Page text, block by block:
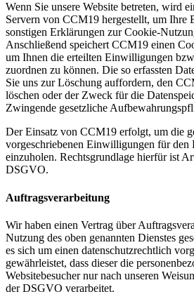
Wenn Sie unsere Website betreten, wird
Servern von CCM19 hergestellt, um Ihre
sonstigen Erklärungen zur Cookie-
Anschließend speichert CCM19 einen
um Ihnen die erteilten Einwilligungen
zuordnen zu können. Die so erfassten
Sie uns zur Löschung auffordern, den
löschen oder der Zweck für die
Zwingende gesetzliche
Der Einsatz von CCM19 erfolgt, um die
vorgeschriebenen Einwilligungen für den
einzuholen. Rechtsgrundlage hierfür ist
DSGVO.
Auftragsverarbeitung
Wir haben einen Vertrag über
Nutzung des oben genannten Dienstes
es sich um einen datenschutzrechtlich
gewährleistet, dass dieser die
Websitebesucher nur nach unseren
der DSGVO verarbeitet.